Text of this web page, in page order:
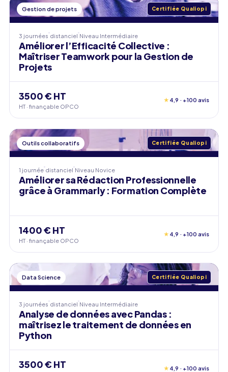
Gestion de projets Certifiée Qualiopi
3 journées distanciel Niveau Intermédiaire
Améliorer l’Efficacité Collective :
Maîtriser Teamwork pour la Gestion de
Projets
3500 € HT
HT · finançable OPCO
★ 4,9 · +100 avis
Outils collaboratifs Certifiée Qualiopi
1 journée distanciel Niveau Novice
Améliorer sa Rédaction Professionnelle
grâce à Grammarly : Formation Complète
1400 € HT
HT · finançable OPCO
★ 4,9 · +100 avis
Data Science Certifiée Qualiopi
3 journées distanciel Niveau Intermédiaire
Analyse de données avec Pandas :
maîtrisez le traitement de données en
Python
3500 € HT ★ 4,9 · +100 avis